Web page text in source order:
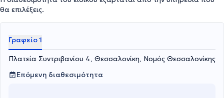
θα επιλέξεις.
Γραφείο 1
Πλατεία Συντριβανίου 4, Θεσσαλονίκη, Νομός Θεσσαλονίκης
Επόμενη διαθεσιμότητα